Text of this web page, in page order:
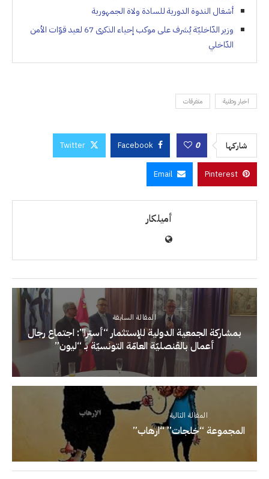
أشغال الندوة الدورية للسادة ولاة الجمهورية
وزير الدّاخليّة يُشرف على موكب إحياء الذكرى 67 لعيد قوّات الأمن
الدّاخلي
اخبار وطنية متفرقات
شاركها 0
Facebook
Twitter
Pinterest
Email
أميلكار
المقالة السابقة
بمشاركة الجمعية الدولية للإستثمار “أسترا”: اجتماع رجال
أعمال بالقنصليّة العامّة التونسيّة بـ “ليون”
المقالة التالية
المجموعة “خلجات” “ارهاب”